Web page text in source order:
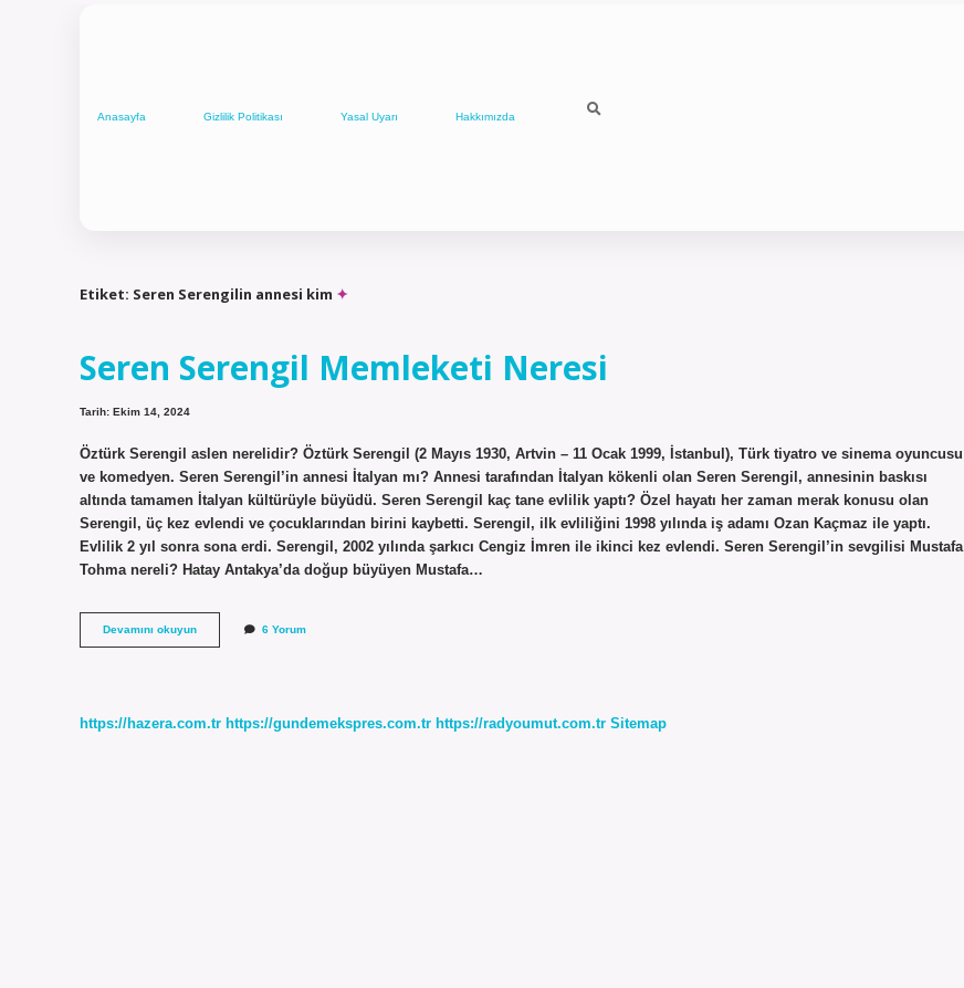
Anasayfa Gizlilik Politikası Yasal Uyarı Hakkımızda
Etiket: Seren Serengilin annesi kim
Seren Serengil Memleketi Neresi
Tarih: Ekim 14, 2024
Öztürk Serengil aslen nerelidir? Öztürk Serengil (2 Mayıs 1930, Artvin – 11 Ocak 1999, İstanbul), Türk tiyatro ve sinema oyuncusu
ve komedyen. Seren Serengil’in annesi İtalyan mı? Annesi tarafından İtalyan kökenli olan Seren Serengil, annesinin baskısı
altında tamamen İtalyan kültürüyle büyüdü. Seren Serengil kaç tane evlilik yaptı? Özel hayatı her zaman merak konusu olan
Serengil, üç kez evlendi ve çocuklarından birini kaybetti. Serengil, ilk evliliğini 1998 yılında iş adamı Ozan Kaçmaz ile yaptı.
Evlilik 2 yıl sonra sona erdi. Serengil, 2002 yılında şarkıcı Cengiz İmren ile ikinci kez evlendi. Seren Serengil’in sevgilisi Mustafa
Tohma nereli? Hatay Antakya’da doğup büyüyen Mustafa…
Devamını okuyunSeren
Serengil
6 Yorum
https://hazera.com.tr https://gundemekspres.com.tr https://radyoumut.com.tr Sitemap